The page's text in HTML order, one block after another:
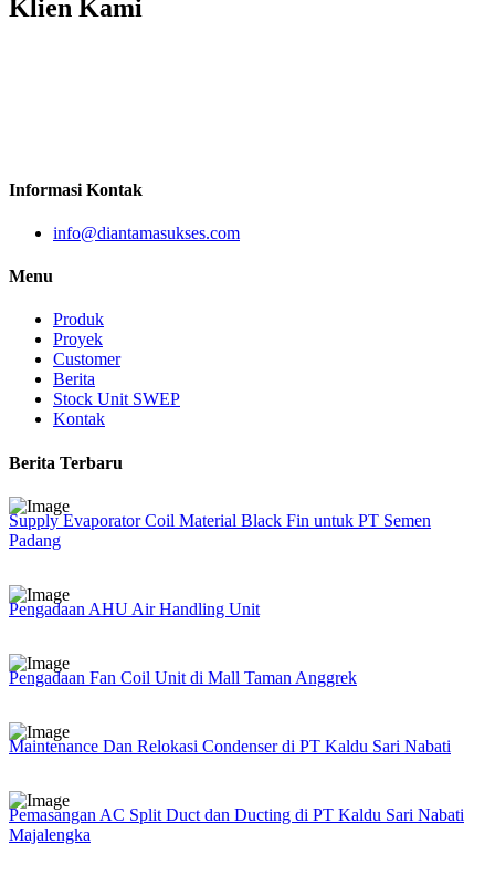
Klien Kami
Informasi Kontak
info@diantamasukses.com
Menu
Produk
Proyek
Customer
Berita
Stock Unit SWEP
Kontak
Berita Terbaru
Supply Evaporator Coil Material Black Fin untuk PT Semen
Padang
Pengadaan AHU Air Handling Unit
Pengadaan Fan Coil Unit di Mall Taman Anggrek
Maintenance Dan Relokasi Condenser di PT Kaldu Sari Nabati
Pemasangan AC Split Duct dan Ducting di PT Kaldu Sari Nabati
Majalengka